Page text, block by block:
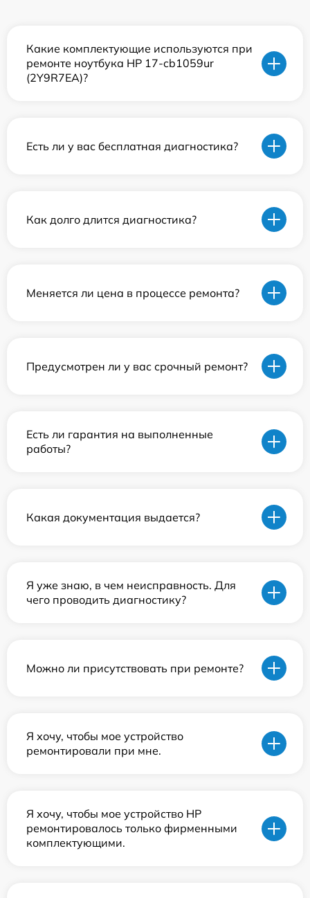
Какие комплектующие используются при
ремонте ноутбука HP 17-cb1059ur
(2Y9R7EA)?
Есть ли у вас бесплатная диагностика?
Как долго длится диагностика?
Меняется ли цена в процессе ремонта?
Предусмотрен ли у вас срочный ремонт?
Есть ли гарантия на выполненные
работы?
Какая документация выдается?
Я уже знаю, в чем неисправность. Для
чего проводить диагностику?
Можно ли присутствовать при ремонте?
Я хочу, чтобы мое устройство
ремонтировали при мне.
Я хочу, чтобы мое устройство HP
ремонтировалось только фирменными
комплектующими.